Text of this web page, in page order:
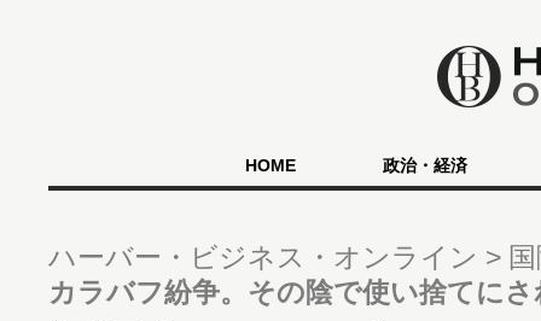
HOME 政治・経済
ハーバー・ビジネス・オンライン
カラバフ紛争。その陰で使い捨てに